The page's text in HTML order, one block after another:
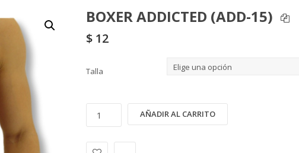
BOXER ADDICTED (ADD-15)
$ 12
Talla
ADDICTED
AÑADIR AL CARRITO